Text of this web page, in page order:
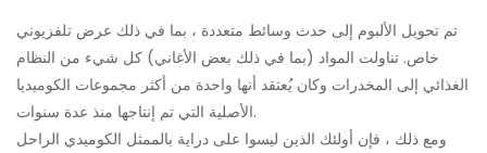
تم تحويل الألبوم إلى حدث وسائط متعددة ، بما في ذلك عرض تلفزيوني
خاص. تناولت المواد (بما في ذلك بعض الأغاني) كل شيء من النظام
الغذائي إلى المخدرات وكان يُعتقد أنها واحدة من أكثر مجموعات الكوميديا
​​الأصلية التي تم إنتاجها منذ عدة سنوات.
ومع ذلك ، فإن أولئك الذين ليسوا على دراية بالممثل الكوميدي الراحل